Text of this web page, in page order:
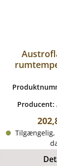
Producent:
Tilgængelig,